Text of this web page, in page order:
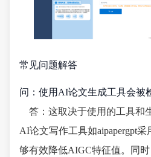
常见问题解答
问：使用AI论文生成工具会被
答：这取决于使用的工具和
AI论文写作工具如aipapergpt
够有效降低AIGC特征值。同